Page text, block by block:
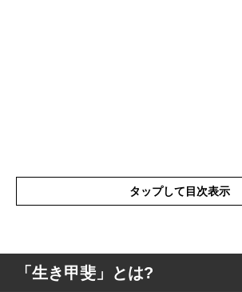
タップして目次表示
「生き甲斐」とは?